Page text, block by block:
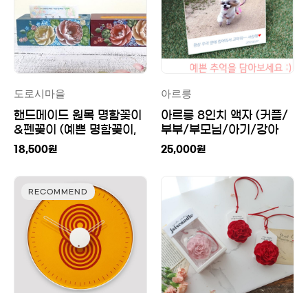
도로시마을
핸드메이드 원목 명함꽂이
&펜꽂이 (예쁜 명함꽂이,
개업선물, 포크아트,인테리
18,500원
아르릉
아르릉 8인치 액자 (커플/
부부/부모님/아기/강아
지/고양이/기념/선물/사
25,000원
RECOMMEND